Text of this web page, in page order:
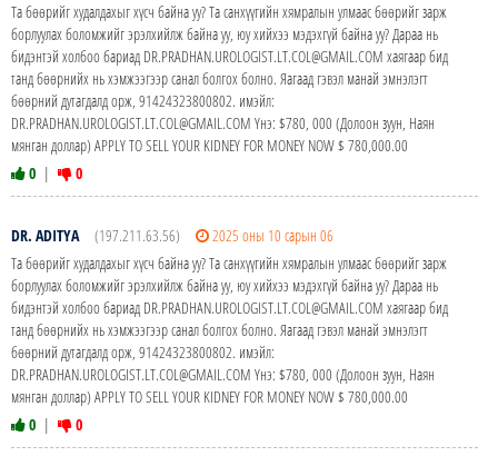
Та бөөрийг худалдахыг хүсч байна уу? Та санхүүгийн хямралын улмаас бөөрийг зарж
борлуулах боломжийг эрэлхийлж байна уу, юу хийхээ мэдэхгүй байна уу? Дараа нь
бидэнтэй холбоо бариад DR.PRADHAN.UROLOGIST.LT.COL@GMAIL.COM хаягаар бид
танд бөөрнийх нь хэмжээгээр санал болгох болно. Яагаад гэвэл манай эмнэлэгт
бөөрний дутагдалд орж, 91424323800802. имэйл:
DR.PRADHAN.UROLOGIST.LT.COL@GMAIL.COM Yнэ: $780, 000 (Долоон зуун, Наян
мянган доллар) APPLY TO SELL YOUR KIDNEY FOR MONEY NOW $ 780,000.00
0 | 0
DR. ADITYA (197.211.63.56)
2025 оны 10 сарын 06
Та бөөрийг худалдахыг хүсч байна уу? Та санхүүгийн хямралын улмаас бөөрийг зарж
борлуулах боломжийг эрэлхийлж байна уу, юу хийхээ мэдэхгүй байна уу? Дараа нь
бидэнтэй холбоо бариад DR.PRADHAN.UROLOGIST.LT.COL@GMAIL.COM хаягаар бид
танд бөөрнийх нь хэмжээгээр санал болгох болно. Яагаад гэвэл манай эмнэлэгт
бөөрний дутагдалд орж, 91424323800802. имэйл:
DR.PRADHAN.UROLOGIST.LT.COL@GMAIL.COM Yнэ: $780, 000 (Долоон зуун, Наян
мянган доллар) APPLY TO SELL YOUR KIDNEY FOR MONEY NOW $ 780,000.00
0 | 0